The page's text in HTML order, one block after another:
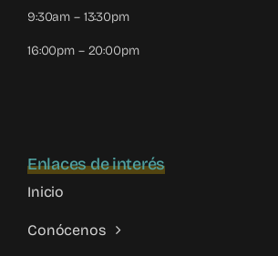
9:30am – 13:30pm
16:00pm – 20:00pm
Enlaces de interés
Inicio
Conócenos